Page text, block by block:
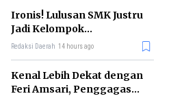
Ironis! Lulusan SMK Justru
Jadi Kelompok
Pengangguran Terbanyak
Redaksi Daerah 14 hours ago
Kenal Lebih Dekat dengan
Feri Amsari, Penggagas